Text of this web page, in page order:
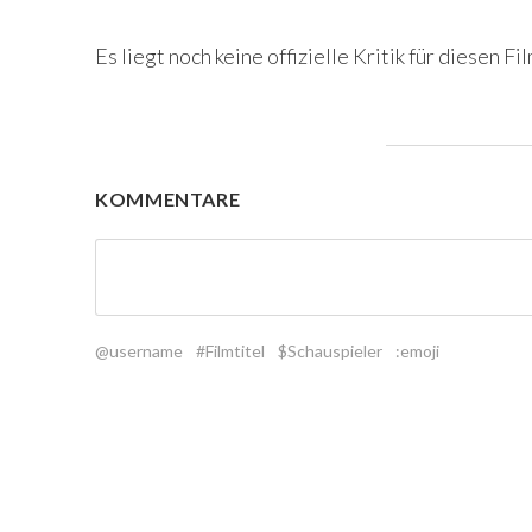
Es liegt noch keine offizielle Kritik für diesen
KOMMENTARE
@username #Filmtitel $Schauspieler :emoji